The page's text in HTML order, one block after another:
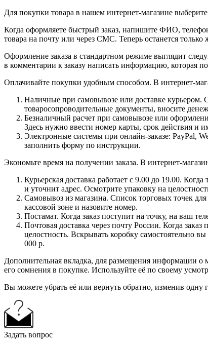
Для покупки товара в нашем интернет-магазине
Когда оформляете быстрый заказ, напишите ФИО,
товара на почту или через СМС. Теперь останется только
Оформление заказа в стандартном режиме выглядит
в комментарии к заказу написать информацию, которая
Оплачивайте покупки удобным способом. В интернет-
Наличные при самовывозе или доставке курьером.
товаросопроводительные документы, вносите
Безналичный расчет при самовывозе или
Здесь нужно ввести номер карты, срок действия и
Электронные системы при онлайн-заказе: PayPal,
заполнить форму по инструкции.
Экономьте время на получении заказа. В интернет-
Курьерская доставка работает с 9.00 до 19.00.
и уточнит адрес. Осмотрите упаковку на
Самовывоз из магазина. Список торговых точек для
кассовой зоне и назовите номер.
Постамат. Когда заказ поступит на точку, на ваш
Почтовая доставка через почту России. Когда
целостность. Вскрывать коробку самостоятельно
000 р.
Дополнительная вкладка, для размещения информации о
его сомнения в покупке. Используйте её по своему
Вы можете убрать её или вернуть обратно, изменив одну
Задать вопрос